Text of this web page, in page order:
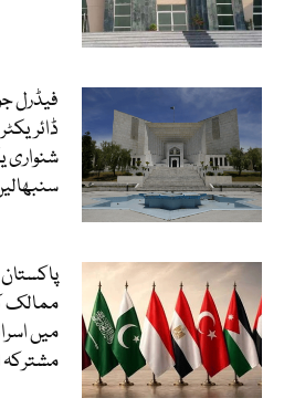
فیڈرل
شنواری
ممالک
میں
مشترکہ